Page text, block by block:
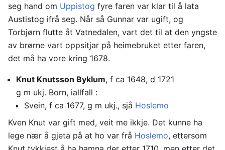
seg hand om Uppistog fyre faren var klar til å lata
Austistog ifrå seg. Når så Gunnar var ugift, og
Torbjørn flutte åt Vatnedalen, vart det til at den yngste
av brørne vart oppsitjar på heimebruket etter faren,
det må ha vore kring 1678.
Knut Knutsson Byklum, f ca 1648, d 1721
g m ukj. Born, iallfall :
Svein, f ca 1677, g m ukj., sjå Hoslemo
Kven Knut var gift med, veit me ikkje. Det kunne ha
lege nær å gjeta på at ho var frå Hoslemo, ettersom